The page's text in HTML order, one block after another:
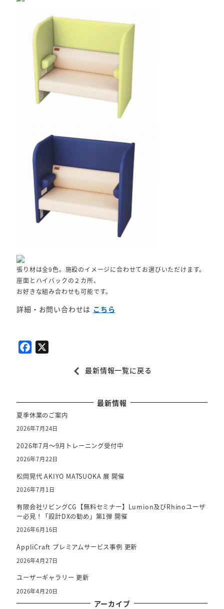
張り材は全9色。施設のイメージに合わせてお選びいただけます。
座面とハイバックの２カ所、
お好きな組み合わせも可能です。
詳細・お問い合わせは こちら
o
o
最新情報一覧に戻る
最新情報
夏季休業のご案内
2026年7月24日
2026年7月～9月トレーニング受付中
2026年7月22日
松岡晃代 AKIYO MATSUOKA 展 開催
2026年7月1日
有限会社リビングCG【無料セミナー】Lumion及びRhinoユーザ
ー必見！「設計DXの勧め」第1弾 開催
2026年6月16日
AppliCraft プレミアムサービス事例 更新
2026年4月27日
ユーザーギャラリー 更新
2026年4月20日
アーカイブ